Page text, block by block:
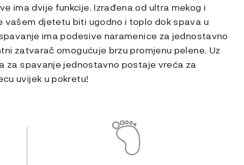
ima dvije funkcije. Izrađena od ultra mekog i
vašem djetetu biti ugodno i toplo dok spava u
ima podesive naramenice za jednostavno
zatvarač omogućuje brzu promjenu pelene. Uz
za spavanje jednostavno postaje vreća za
uvijek u pokretu!